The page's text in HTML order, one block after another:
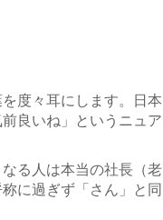
度々耳にします。日本
良いね」というニュア
る人は本当の社長（老
に過ぎず「さん」と同